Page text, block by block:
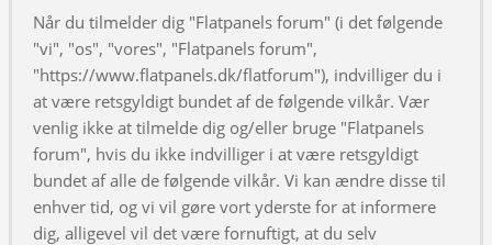
Når du tilmelder dig "Flatpanels forum" (i det følgende
"vi", "os", "vores", "Flatpanels forum",
"https://www.flatpanels.dk/flatforum"), indvilliger du i
at være retsgyldigt bundet af de følgende vilkår. Vær
venlig ikke at tilmelde dig og/eller bruge "Flatpanels
forum", hvis du ikke indvilliger i at være retsgyldigt
bundet af alle de følgende vilkår. Vi kan ændre disse til
enhver tid, og vi vil gøre vort yderste for at informere
dig, alligevel vil det være fornuftigt, at du selv